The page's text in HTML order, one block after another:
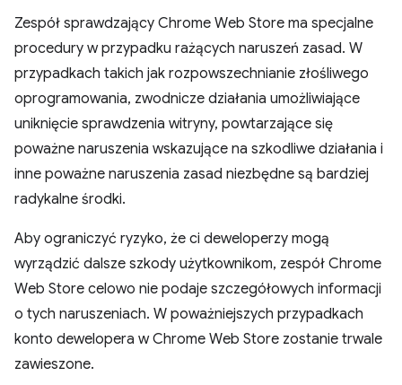
Zespół sprawdzający Chrome Web Store ma specjalne
procedury w przypadku rażących naruszeń zasad. W
przypadkach takich jak rozpowszechnianie złośliwego
oprogramowania, zwodnicze działania umożliwiające
uniknięcie sprawdzenia witryny, powtarzające się
poważne naruszenia wskazujące na szkodliwe działania i
inne poważne naruszenia zasad niezbędne są bardziej
radykalne środki.
Aby ograniczyć ryzyko, że ci deweloperzy mogą
wyrządzić dalsze szkody użytkownikom, zespół Chrome
Web Store celowo nie podaje szczegółowych informacji
o tych naruszeniach. W poważniejszych przypadkach
konto dewelopera w Chrome Web Store zostanie trwale
zawieszone.